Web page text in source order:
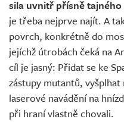
sila uvnitř přísně
je třeba nejprve najít. A
povrch, konkrétně do
jejíchž útrobách čeká na
cíl je jasný: Přidat se ke
zástupy mutantů,
laserové navádění na
při hraní vlastně chovali.